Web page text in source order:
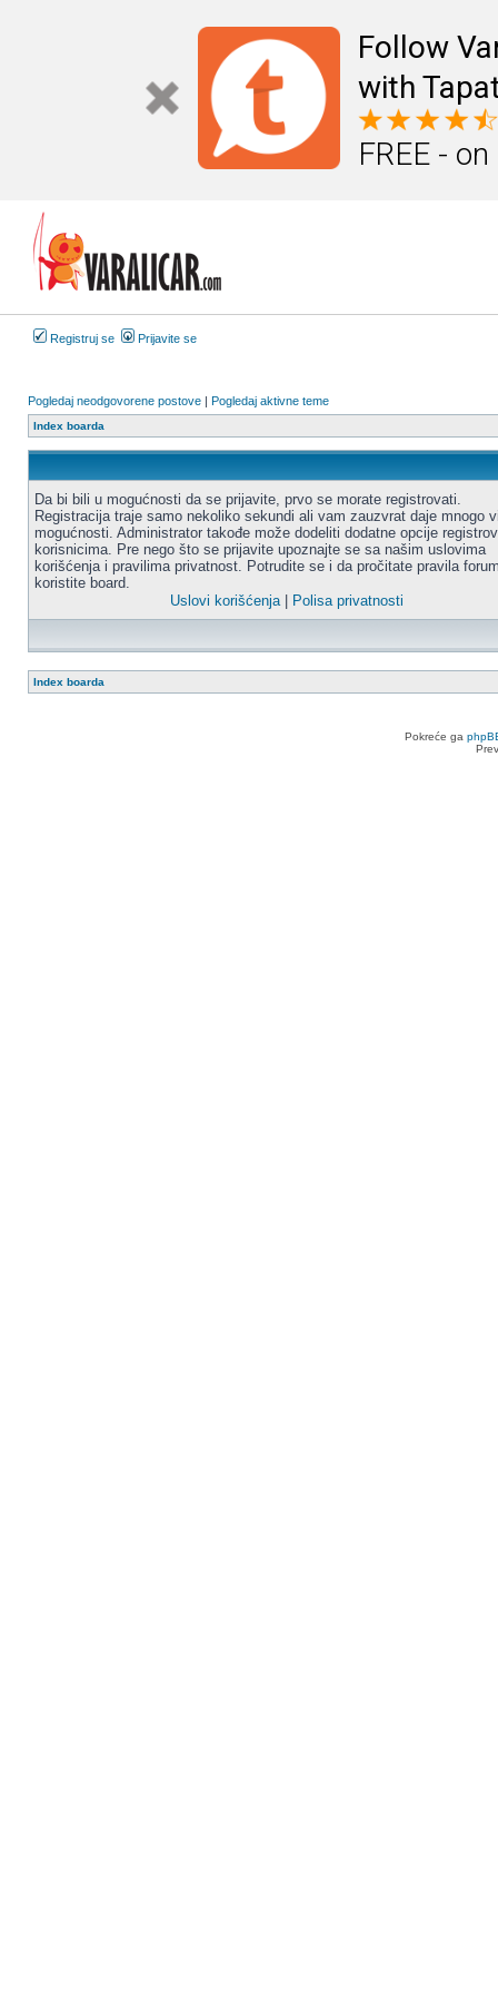
Follow
with
FREE -
Registruj se Prijavite se
Pogledaj neodgovorene postove | Pogledaj aktivne teme
Index boarda
Da bi bili u mogućnosti da se prijavite, prvo se morate registrovati.
Registracija traje samo nekoliko sekundi ali vam zauzvrat daje mnogo
mogućnosti. Administrator takođe može dodeliti dodatne opcije
korisnicima. Pre nego što se prijavite upoznajte se sa našim uslovima
korišćenja i pravilima privatnost. Potrudite se i da pročitate pravila
koristite board.
Uslovi korišćenja| Polisa privatnosti
Index boarda
Pokreće ga